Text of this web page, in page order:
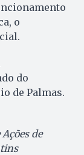
o
do
de Palmas.
de